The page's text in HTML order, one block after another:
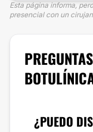
Esta página informa,
presencial con un
¿PUEDO